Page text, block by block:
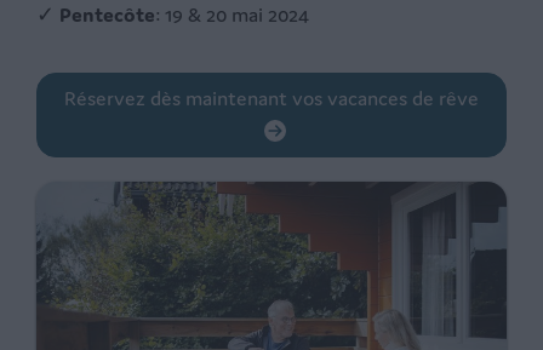
✓ Pentecôte: 19 & 20 mai 2024
Réservez dès maintenant vos vacances de rêve